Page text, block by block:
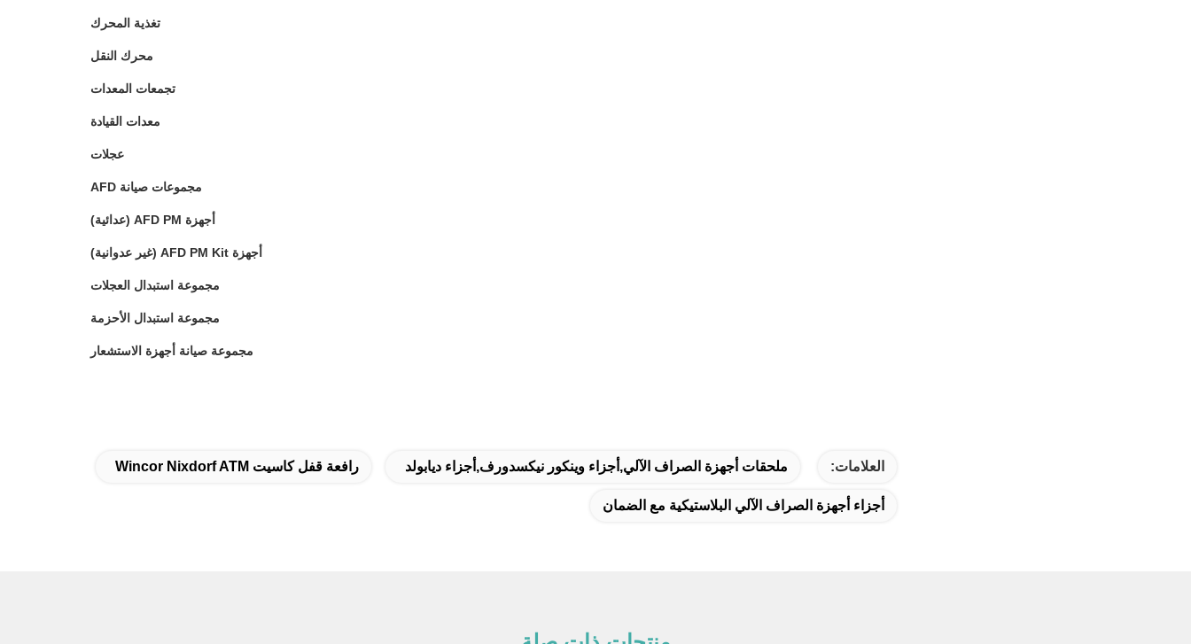
تغذية المحرك
محرك النقل
تجمعات المعدات
معدات القيادة
عجلات
مجموعات صيانة AFD
أجهزة AFD PM (عدائية)
أجهزة AFD PM Kit (غير عدوانية)
مجموعة استبدال العجلات
مجموعة استبدال الأحزمة
مجموعة صيانة أجهزة الاستشعار
العلامات: ملحقات أجهزة الصراف الآلي,أجزاء وينكور نيكسدورف,أجزاء ديابولد رافعة قفل كاسيت Wincor Nixdorf ATM
أجزاء أجهزة الصراف الآلي البلاستيكية مع الضمان